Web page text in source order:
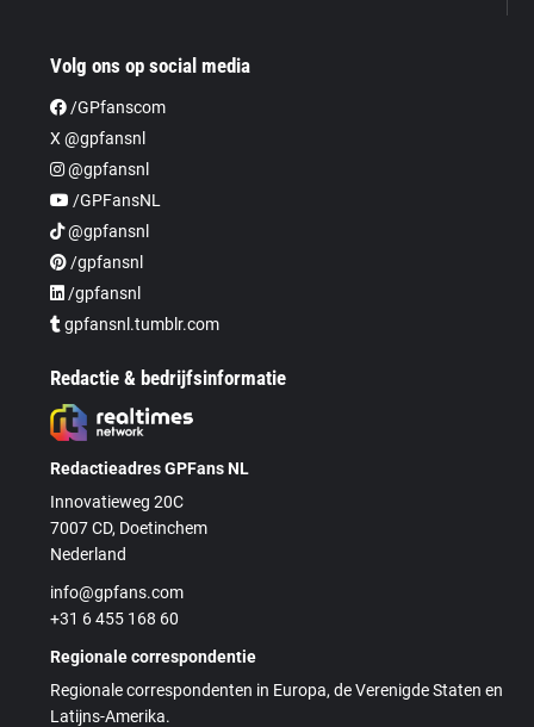
Volg ons op social media
/GPfanscom
X @gpfansnl
@gpfansnl
/GPFansNL
@gpfansnl
/gpfansnl
/gpfansnl
gpfansnl.tumblr.com
Redactie & bedrijfsinformatie
Redactieadres GPFans NL
Innovatieweg 20C
7007 CD, Doetinchem
Nederland
info@gpfans.com
+31 6 455 168 60
Regionale correspondentie
Regionale correspondenten in Europa, de Verenigde Staten en
Latijns-Amerika.